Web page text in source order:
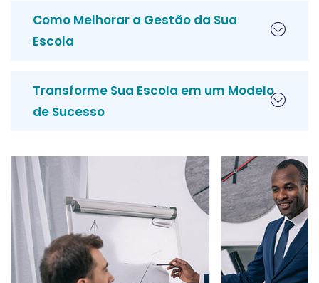
Como Melhorar a Gestão da Sua
Escola
Transforme Sua Escola em um Modelo
de Sucesso